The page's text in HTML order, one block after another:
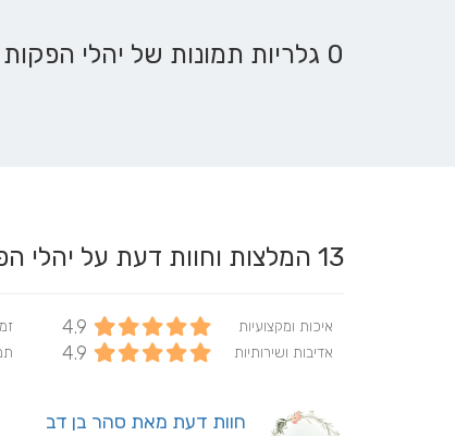
0 גלריות תמונות של יהלי הפקות
13 המלצות וחוות דעת על יהלי
איכות ומקצועיות 4.9
אדיבות ושירותיות 4.9
חוות דעת מאת סהר בן דב